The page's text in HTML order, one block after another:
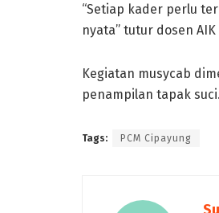
“Setiap kader perlu
nyata” tutur dosen AIK
Kegiatan musycab
penampilan tapak
Tags: PCM Cipayung